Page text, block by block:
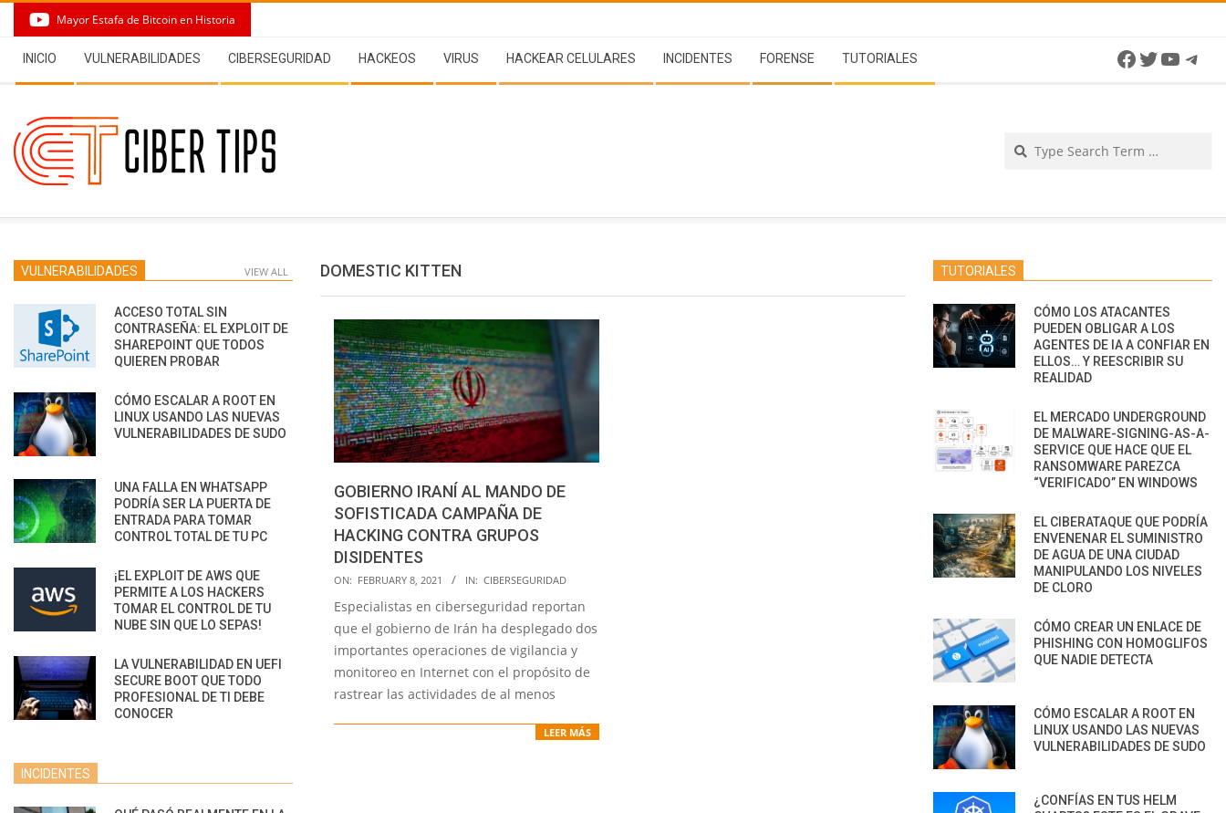
content
Mayor Estafa de Bitcoin en Historia
Navigation
Menu
INICIO VULNERABILIDADES CIBERSEGURIDAD HACKEOS VIRUS HACKEAR CELULARES INCIDENTES FORENSE TUTORIALES Facebook
Twitter
DOMESTIC KITTEN
GOBIERNO IRANÍ AL MANDO DE
SOFISTICADA CAMPAÑA DE
HACKING CONTRA GRUPOS
DISIDENTES
2021-
02-
08
ON: FEBRUARY 8, 2021 IN: CIBERSEGURIDAD
Especialistas en ciberseguridad reportan
que el gobierno de Irán ha desplegado dos
importantes operaciones de vigilancia y
monitoreo en Internet con el propósito de
rastrear las actividades de al menos
LEER MÁS
VULNERABILIDADES VIEW ALL
ACCESO TOTAL SIN
CONTRASEÑA: EL EXPLOIT DE
SHAREPOINT QUE TODOS
QUIEREN PROBAR
CÓMO ESCALAR A ROOT EN
LINUX USANDO LAS NUEVAS
VULNERABILIDADES DE SUDO
UNA FALLA EN WHATSAPP
PODRÍA SER LA PUERTA DE
ENTRADA PARA TOMAR
CONTROL TOTAL DE TU PC
¡EL EXPLOIT DE AWS QUE
PERMITE A LOS HACKERS
TOMAR EL CONTROL DE TU
NUBE SIN QUE LO SEPAS!
LA VULNERABILIDAD EN UEFI
SECURE BOOT QUE TODO
PROFESIONAL DE TI DEBE
CONOCER
INCIDENTES
TUTORIALES
CÓMO LOS ATACANTES
PUEDEN OBLIGAR A LOS
AGENTES DE IA A CONFIAR EN
ELLOS… Y REESCRIBIR SU
REALIDAD
EL MERCADO UNDERGROUND
DE MALWARE-SIGNING-AS-A-
SERVICE QUE HACE QUE EL
RANSOMWARE PAREZCA
“VERIFICADO” EN WINDOWS
EL CIBERATAQUE QUE PODRÍA
ENVENENAR EL SUMINISTRO
DE AGUA DE UNA CIUDAD
MANIPULANDO LOS NIVELES
DE CLORO
CÓMO CREAR UN ENLACE DE
PHISHING CON HOMOGLIFOS
QUE NADIE DETECTA
CÓMO ESCALAR A ROOT EN
LINUX USANDO LAS NUEVAS
VULNERABILIDADES DE SUDO
¿CONFÍAS EN TUS HELM